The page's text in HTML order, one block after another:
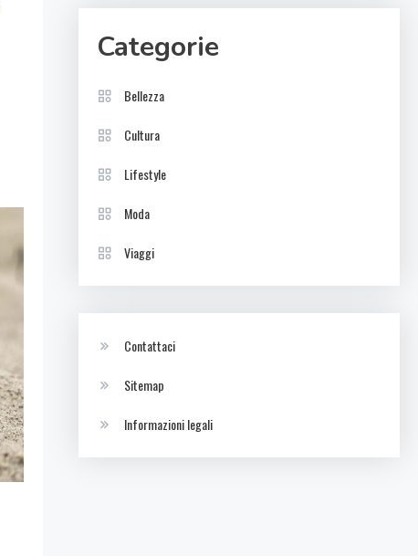
Categorie
Bellezza
Cultura
Lifestyle
Moda
Viaggi
Contattaci
Sitemap
Informazioni legali